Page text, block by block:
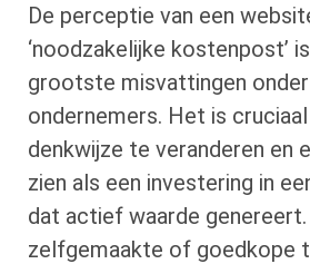
De perceptie van een
‘noodzakelijke kostenpost’
grootste misvattingen
ondernemers. Het is
denkwijze te veranderen en
zien als een investering in
dat actief waarde genereert.
zelfgemaakte of goedkope